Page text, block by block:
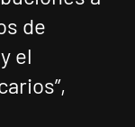
de
el